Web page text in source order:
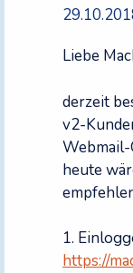
Liebe
derzeit
v2-
heute
1.
https://